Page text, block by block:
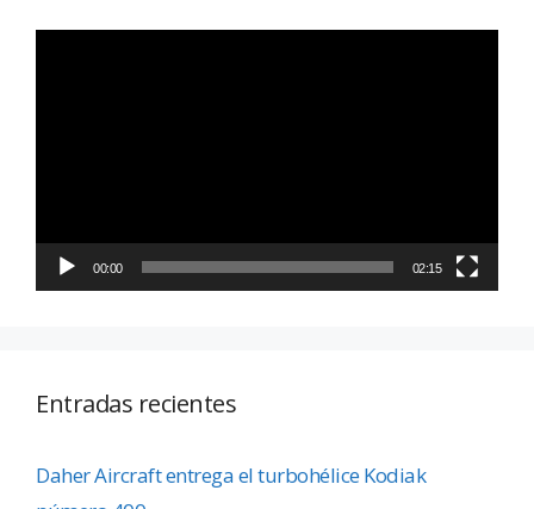
00:00 02:15
Entradas recientes
Daher Aircraft entrega el turbohélice Kodiak